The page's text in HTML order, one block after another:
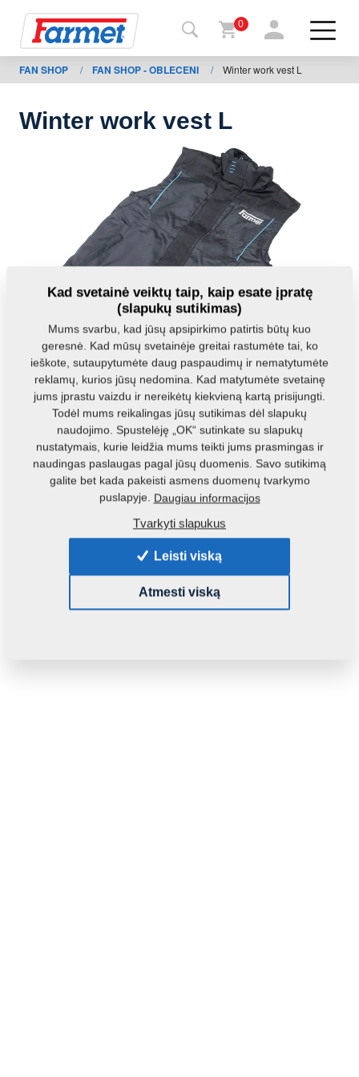
į
Farmet
Parsisiųsti
0
FAN SHOP / FAN SHOP - OBLECENI / Winter work vest L
Winter work vest L
Produkto kodas: r00062
Tikrinti galimybę gauti
su PVM
pc.:
Kad svetainė veiktų taip, kaip esate įpratę
(slapukų sutikimas)
Mums svarbu, kad jūsų apsipirkimo patirtis būtų kuo
geresnė. Kad mūsų svetainėje greitai rastumėte tai, ko
ieškote, sutaupytumėte daug paspaudimų ir nematytumėte
reklamų, kurios jūsų nedomina. Kad matytumėte svetainę
jums įprastu vaizdu ir nereikėtų kiekvieną kartą prisijungti.
Todėl mums reikalingas jūsų sutikimas dėl slapukų
naudojimo. Spustelėję „OK“ sutinkate su slapukų
nustatymais, kurie leidžia mums teikti jums prasmingas ir
naudingas paslaugas pagal jūsų duomenis. Savo sutikimą
galite bet kada pakeisti asmens duomenų tvarkymo
puslapyje. Daugiau informacijos
Tvarkyti slapukus
Leisti viską
Atmesti viską